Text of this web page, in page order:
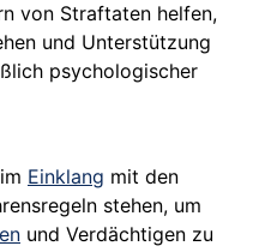
von Straftaten helfen,
und Unterstützung
psychologischer
Einklang mit den
stehen, um
und Verdächtigen zu